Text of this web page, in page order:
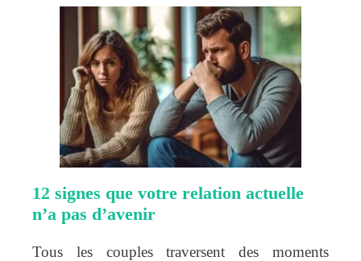
12 signes que votre relation actuelle
n’a pas d’avenir
Tous les couples traversent des moments